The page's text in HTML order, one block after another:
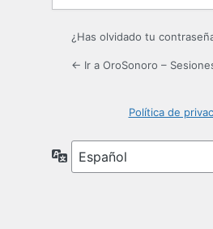
¿Has olvidado tu
← Ir a OroSonoro –
Política de
Idioma